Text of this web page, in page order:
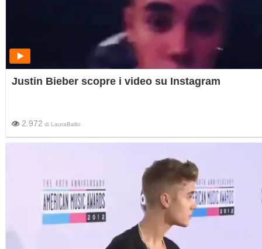
Justin Bieber scopre i video su Instagram
2.972 di LauraBalbi